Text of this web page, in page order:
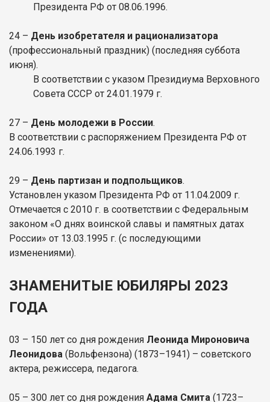
Президента РФ от 08.06.1996.
24 – День изобретателя и рационализатора
(профессиональный праздник) (последняя суббота
июня).
В соответствии с указом Президиума Верховного
Совета СССР от 24.01.1979 г.
27 – День молодежи в России.
В соответствии с распоряжением Президента РФ от
24.06.1993 г.
29 – День партизан и подпольщиков.
Установлен указом Президента РФ от 11.04.2009 г.
Отмечается с 2010 г. в соответствии с Федеральным
законом «О днях воинской славы и памятных датах
России» от 13.03.1995 г. (с последующими
изменениями).
ЗНАМЕНИТЫЕ ЮБИЛЯРЫ 2023
ГОДА
03 – 150 лет со дня рождения Леонида Мироновича
Леонидова (Вольфензона) (1873–1941) – советского
актера, режиссера, педагога.
05 – 300 лет со дня рождения Адама Смита (1723–